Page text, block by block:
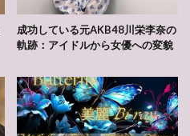
成功している元AKB48川栄李奈の
軌跡：アイドルから女優への変貌